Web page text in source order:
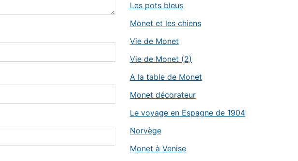
Les pots bleus
Monet et les chiens
Vie de Monet
Vie de Monet (2)
A la table de Monet
Monet décorateur
Le voyage en Espagne de 1904
Norvège
Monet à Venise